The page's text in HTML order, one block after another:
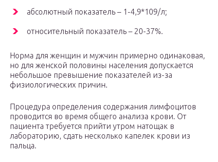
абсолютный показатель – 1-4,9*109/л;
относительный показатель – 20-37%.
Норма для женщин и мужчин примерно одинаковая,
но для женской половины населения допускается
небольшое превышение показателей из-за
физиологических причин.
Процедура определения содержания лимфоцитов
проводится во время общего анализа крови. От
пациента требуется прийти утром натощак в
лабораторию, сдать несколько капелек крови из
пальца.